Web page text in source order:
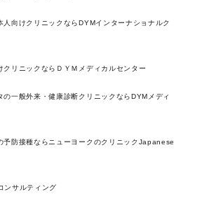
人向けクリニックならDYMインターナショナルク
クリニックならＤＹＭメディカルセンター
の一般外来・健康診断クリニックならDYMメディ
予防接種ならニューヨークのクリニックJapanese
ンサルティング